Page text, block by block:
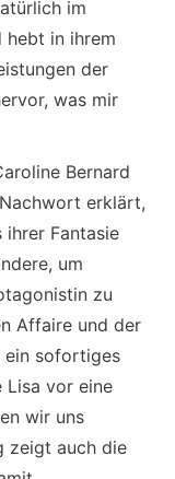
im
hebt in ihrem
der
was mir
Bernard
erklärt,
Fantasie
um
zu
Affaire und der
ein sofortiges
Lisa vor eine
wir uns
zeigt auch die